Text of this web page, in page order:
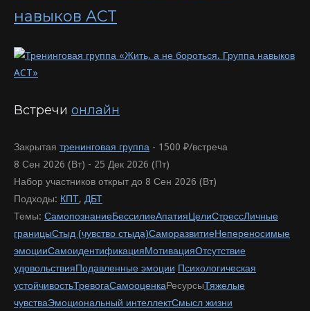
навыков ACT
Встречи онлайн
Закрытая тренинговая группа - 1500 ₽/встреча
8 Сен 2026 (Вт) - 25 Дек 2026 (Пт)
Набор участников открыт до 8 Сен 2026 (Вт)
Подходы: КПТ, ДБТ
Темы: СамопознаниеБессилиеАпатияЦелиСтрессЛичные
границыСтыд (чувство стыда)СаморазвитиеНепереносимые
эмоцииСамоидентификацияМотивацияОтсутствие
удовольствияПодавленные эмоции Психологическая
устойчивостьТревогаСамооценкаРесурсыТяжелые
чувстваЭмоциональный интеллектСмысл жизни